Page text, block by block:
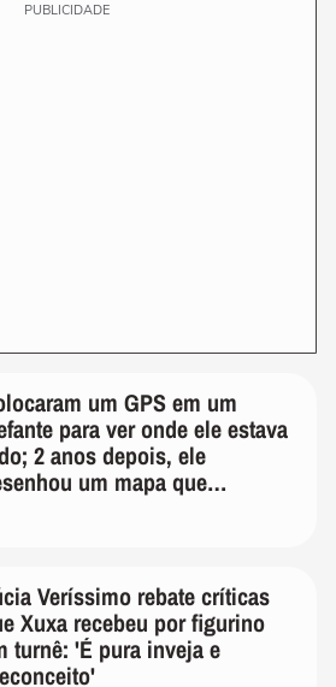
PUBLICIDADE
um GPS em um
para ver onde ele estava
2 anos depois, ele
um mapa que
Veríssimo rebate críticas
Xuxa recebeu por figurino
turnê: 'É pura inveja e